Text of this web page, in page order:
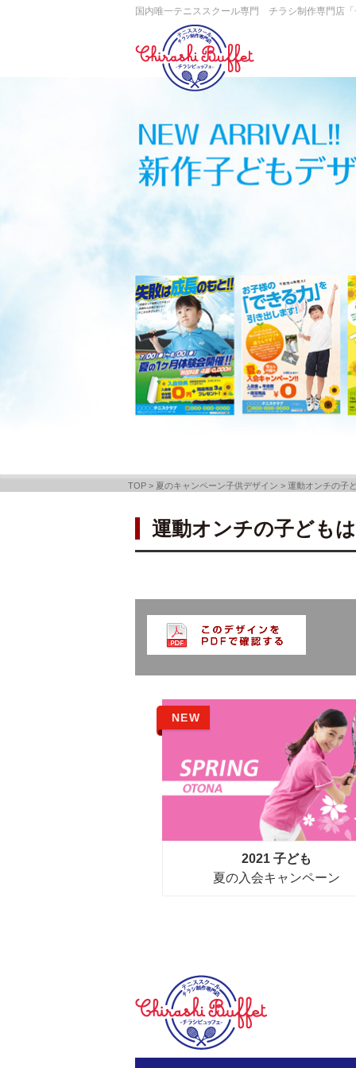
国内唯一テニススクール専門 チラシ制作専門店
TOP > 夏のキャンペーン子供デザイン >運動オンチの子
運動オンチの子ども
NEW
2021 子ども
夏の入会キャンペーン